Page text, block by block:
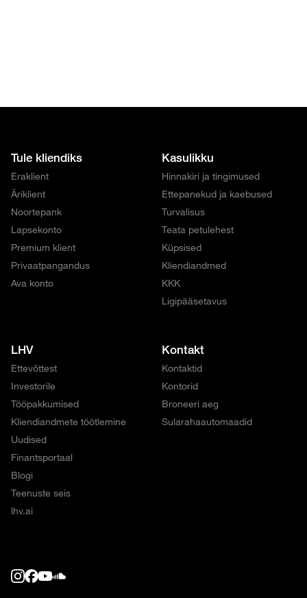
Tule kliendiks
Eraklient
Äriklient
Noortepank
Lapsekonto
Premium klient
Privaatpangandus
Ava konto
Kasulikku
Hinnakiri ja tingimused
Ettepanekud ja kaebused
Turvalisus
Teata petulehest
Küpsised
Kliendiandmed
KKK
Ligipääsetavus
LHV
Ettevõttest
Investorile
Tööpakkumised
Kliendiandmete töötlemine
Uudised
Finantsportaal
Blogi
Teenuste seis
lhv.ai
Kontakt
Kontaktid
Kontorid
Broneeri aeg
Sularahaautomaadid